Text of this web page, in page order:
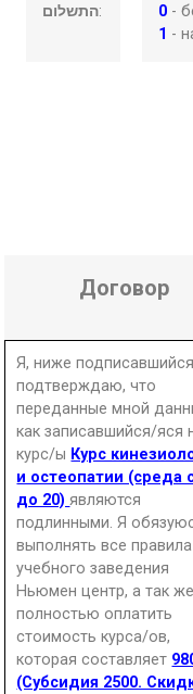
התשלום:
0 -
1 -
Договор
Я, ниже
подтверждаю, что
переданные мной
как записавшийся/яся
курс/ы Курс
и остеопатии (среда
до 20)являются
подлинными. Я
выполнять все правила
учебного заведения
Ньюмен центр, а так же
полностью оплатить
стоимость курса/ов,
которая составляет
(Субсидия 2500.